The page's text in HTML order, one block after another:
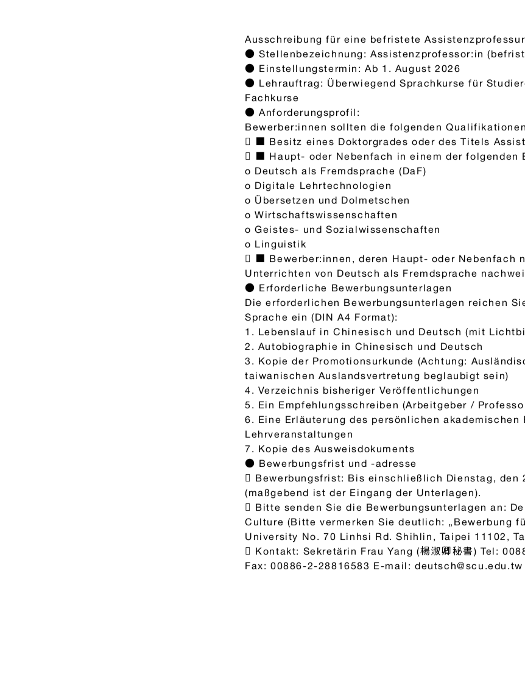
Ausschreibung für eine befristete Assistenzprofessur
● Stellenbezeichnung: Assistenzprofessor:in
● Einstellungstermin: Ab 1. August 2026
● Lehrauftrag: Überwiegend Sprachkurse für
Fachkurse
● Anforderungsprofil:
Bewerber:innen sollten die folgenden
 ■ Besitz eines Doktorgrades oder des Titels
 ■ Haupt- oder Nebenfach in einem der folgenden
o Deutsch als Fremdsprache (DaF)
o Digitale Lehrtechnologien
o Übersetzen und Dolmetschen
o Wirtschaftswissenschaften
o Geistes- und Sozialwissenschaften
o Linguistik
 ■ Bewerber:innen, deren Haupt- oder Nebenfach
Unterrichten von Deutsch als Fremdsprache
● Erforderliche Bewerbungsunterlagen
Die erforderlichen Bewerbungsunterlagen reichen
Sprache ein (DIN A4 Format):
1. Lebenslauf in Chinesisch und Deutsch (mit
2. Autobiographie in Chinesisch und Deutsch
3. Kopie der Promotionsurkunde (Achtung:
taiwanischen Auslandsvertretung beglaubigt sein)
4. Verzeichnis bisheriger Veröffentlichungen
5. Ein Empfehlungsschreiben (Arbeitgeber /
6. Eine Erläuterung des persönlichen akademischen
Lehrveranstaltungen
7. Kopie des Ausweisdokuments
● Bewerbungsfrist und -adresse
 Bewerbungsfrist: Bis einschließlich Dienstag, den
(maßgebend ist der Eingang der Unterlagen).
 Bitte senden Sie die Bewerbungsunterlagen an:
Culture (Bitte vermerken Sie deutlich: „Bewerbung
University No. 70 Linhsi Rd. Shihlin, Taipei 11102,
 Kontakt: Sekretärin Frau Yang (楊淑卿秘書) Tel:
Fax: 00886-2-28816583 E-mail: deutsch@scu.edu.tw